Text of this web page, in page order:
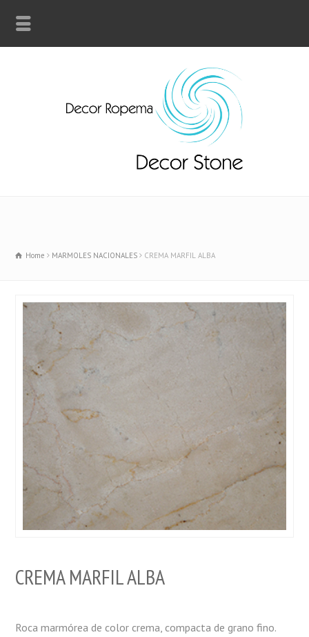
Home MARMOLES NACIONALES CREMA MARFIL ALBA
CREMA MARFIL ALBA
Roca marmórea de color crema, compacta de grano fino.